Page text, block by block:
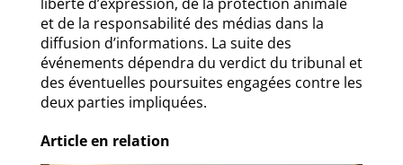
et de la responsabilité des médias dans la
diffusion d’informations. La suite des
événements dépendra du verdict du tribunal et
des éventuelles poursuites engagées contre les
deux parties impliquées.
Article en relation